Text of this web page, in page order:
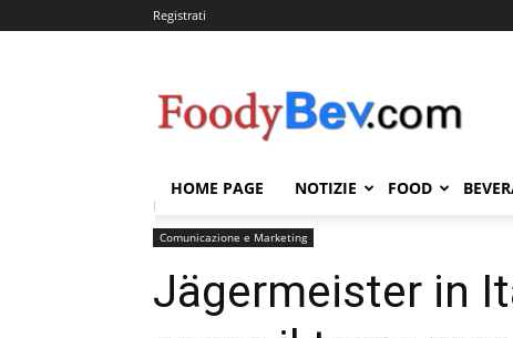
Registrati
HOME PAGE NOTIZIE FOOD
Home
Comunicazione e Marketing
Jägermeister in